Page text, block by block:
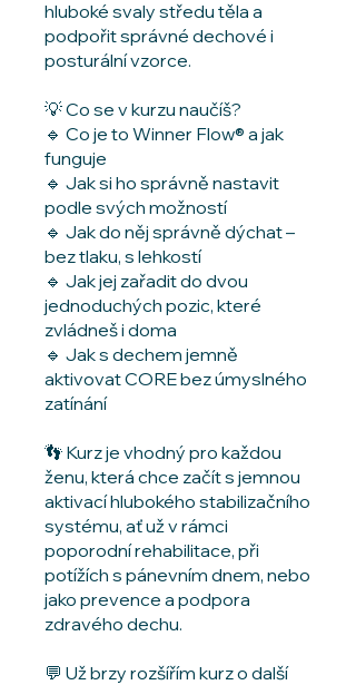
hluboké svaly středu těla a
podpořit správné dechové i
posturální vzorce.
💡 Co se v kurzu naučíš?
🔹 Co je to Winner Flow® a jak
funguje
🔹 Jak si ho správně nastavit
podle svých možností
🔹 Jak do něj správně dýchat –
bez tlaku, s lehkostí
🔹 Jak jej zařadit do dvou
jednoduchých pozic, které
zvládneš i doma
🔹 Jak s dechem jemně
aktivovat CORE bez úmyslného
zatínání
👣 Kurz je vhodný pro každou
ženu, která chce začít s jemnou
aktivací hlubokého stabilizačního
systému, ať už v rámci
poporodní rehabilitace, při
potížích s pánevním dnem, nebo
jako prevence a podpora
zdravého dechu.
💬 Už brzy rozšířím kurz o další